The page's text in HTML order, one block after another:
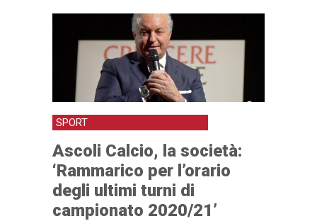
SPORT
Ascoli Calcio, la società:
‘Rammarico per l’orario
degli ultimi turni di
campionato 2020/21’